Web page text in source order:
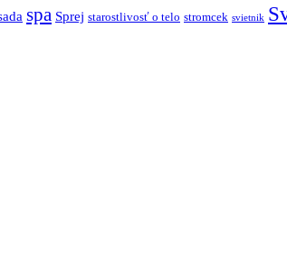
spa Sprej starostlivosť o telo stromcek svietnik